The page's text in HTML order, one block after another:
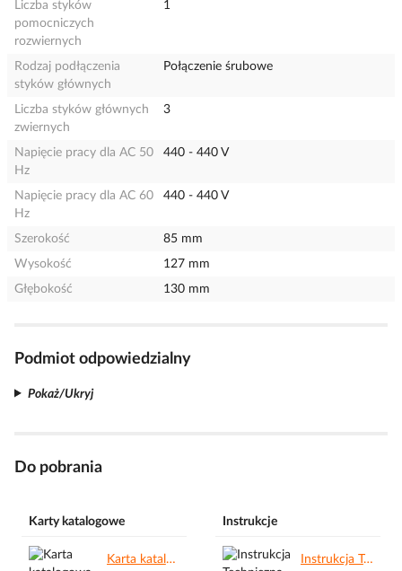
Liczba styków
pomocniczych
rozwiernych
1
Rodzaj podłączenia
styków głównych
Połączenie śrubowe
Liczba styków głównych
zwiernych
3
Napięcie pracy dla AC 50
Hz
440 - 440 V
Napięcie pracy dla AC 60
Hz
440 - 440 V
Szerokość
85 mm
Wysokość
127 mm
Głębokość
130 mm
Podmiot odpowiedzialny
Pokaż/Ukryj
Do pobrania
Karty katalogowe
Karta katalogowa PL.pdf
Instrukcje
Instrukcja Techniczna.pdf